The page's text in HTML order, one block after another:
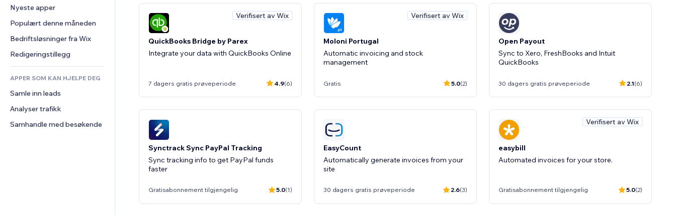
PDF
Fildeling
Nyheter
Bildeeffekter
Knapper og menyer
Bannere og merker
Kalkulatorer
Søk
Vær
Diagrammer og tabeller
Chat
Kommentarer
Telefon
Samfunn
Anmeldelser og
Nyeste apper
Populært denne måneden
Bedriftsløsninger fra Wix
Redigeringstillegg
APPER SOM KAN HJELPE DEG
Samle inn leads
Analyser trafikk
Samhandle med besøkende
Verifisert av Wix
QuickBooks Bridge by Parex
Integrate your data with QuickBooks Online
7 dagers gratis prøveperiode 4.9(6)
Verifisert av Wix
Moloni Portugal
Automatic invoicing and stock
management
Gratis 5.0(2)
Open Payout
Sync to Xero, FreshBooks and Intuit
QuickBooks
30 dagers gratis prøveperiode 2.1(6)
Synctrack Sync PayPal Tracking
Sync tracking info to get PayPal funds
faster
Gratisabonnement tilgjengelig 5.0(1)
EasyCount
Automatically generate invoices from your
site
30 dagers gratis prøveperiode 2.6(3)
Verifisert av Wix
easybill
Automated invoices for your store.
Gratisabonnement tilgjengelig 5.0(2)